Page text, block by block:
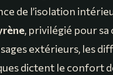
de l’isolation
, privilégié pour
extérieurs, les
dictent le confort